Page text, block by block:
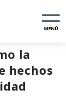
MENÚ
la
hechos